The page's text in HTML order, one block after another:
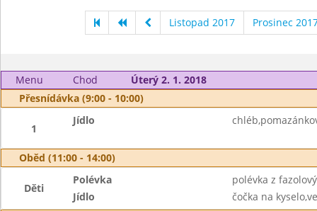
Listopad 2017 Prosinec
Menu Chod
Úterý 2. 1. 2018
Přesnídávka (9:00 - 10:00)
1
Jídlo
Oběd (11:00 - 14:00)
Děti
Polévka
polévka z
Jídlo
čočka na